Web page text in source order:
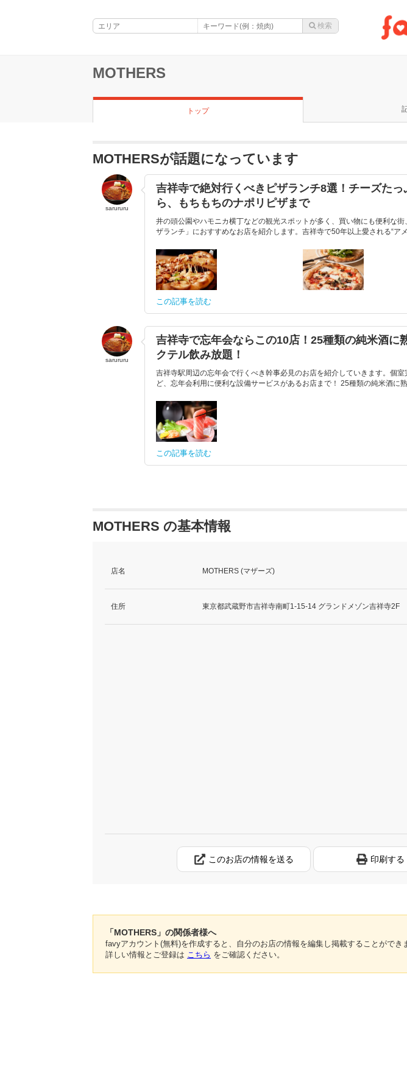
MOTHERS
トップ
MOTHERSが話題になっています
sarururu
吉祥寺で絶対行くべきピザランチ8選！チーズた
ら、もちもちのナポリピザまで
井の頭公園やハモニカ横丁などの観光スポットが多く、買い物にも便利な
ザランチ」におすすめなお店を紹介します。吉祥寺で50年以上愛される“ア
この記事を読む
sarururu
吉祥寺で忘年会ならこの10店！25種類の純米酒に
クテル飲み放題！
吉祥寺駅周辺の忘年会で行くべき幹事必見のお店を紹介していきます。個
ど、忘年会利用に便利な設備サービスがあるお店まで！ 25種類の純米酒に
この記事を読む
MOTHERS の基本情報
店名 MOTHERS (マザーズ)
住所 東京都武蔵野市吉祥寺南町1-15-14 グランドメゾン吉祥寺2F
このお店の情報を送る 印刷する
「MOTHERS」の関係者様へ
favyアカウント(無料)を作成すると、自分のお店の情報を編集し掲載することができ
詳しい情報とご登録は こちら をご確認ください。